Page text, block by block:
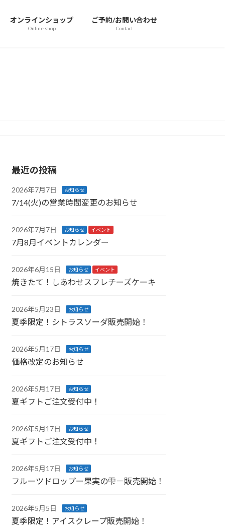
オンラインショップ
Online shop
ご予約/お問い合わせ
Contact
最近の投稿
2026年7月7日 お知らせ
7/14(火)の営業時間変更のお知らせ
2026年7月7日 お知らせ イベント
7月8月イベントカレンダー
2026年6月15日 お知らせ イベント
焼きたて！しあわせスフレチーズケーキ
2026年5月23日 お知らせ
夏季限定！シトラスソーダ販売開始！
2026年5月17日 お知らせ
価格改定のお知らせ
2026年5月17日 お知らせ
夏ギフトご注文受付中！
2026年5月17日 お知らせ
夏ギフトご注文受付中！
2026年5月17日 お知らせ
フルーツドロップー果実の雫－販売開始！
2026年5月5日 お知らせ
夏季限定！アイスクレープ販売開始！